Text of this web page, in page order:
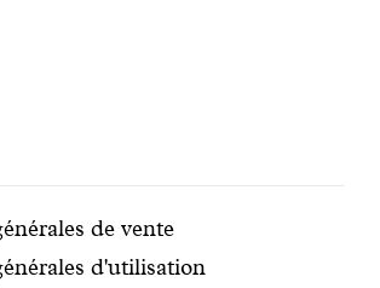
de vente
d'utilisation